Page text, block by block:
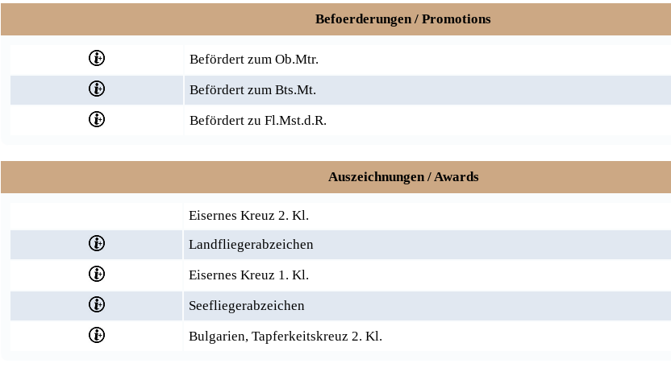
Befoerderungen / Promotions
Befördert zum Ob.Mtr.
Befördert zum Bts.Mt.
Befördert zu Fl.Mst.d.R.
Auszeichnungen / Awards
Eisernes Kreuz 2. Kl.
Landfliegerabzeichen
Eisernes Kreuz 1. Kl.
Seefliegerabzeichen
Bulgarien, Tapferkeitskreuz 2. Kl.